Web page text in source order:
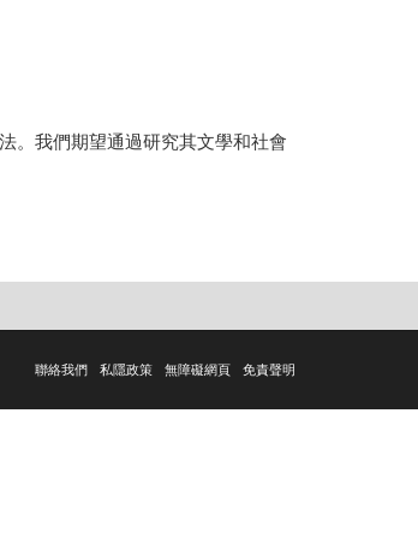
。我們期望通過研究其文學和社會
免責聲明
無障礙網頁
私隱政策
聯絡我們